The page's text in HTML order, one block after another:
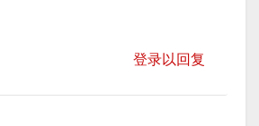
登录以回复